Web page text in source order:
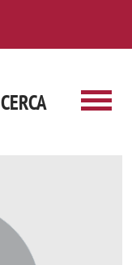
CERCA